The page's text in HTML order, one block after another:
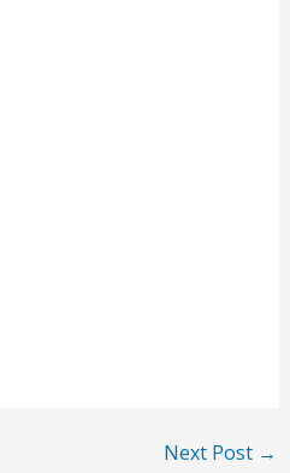
Next Post →